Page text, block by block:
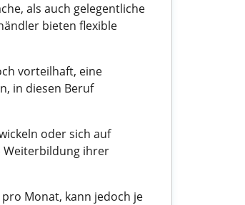
als auch gelegentliche
bieten flexible
vorteilhaft, eine
in diesen Beruf
oder sich auf
Weiterbildung ihrer
Monat, kann jedoch je